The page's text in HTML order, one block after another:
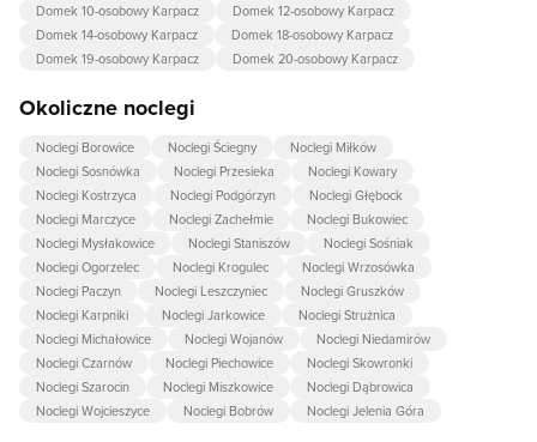
Domek 10-osobowy Karpacz
Domek 12-osobowy Karpacz
Domek 14-osobowy Karpacz
Domek 18-osobowy Karpacz
Domek 19-osobowy Karpacz
Domek 20-osobowy Karpacz
Okoliczne noclegi
Noclegi Borowice Noclegi Ściegny
Noclegi Miłków
Noclegi Sosnówka
Noclegi Przesieka
Noclegi Kowary
Noclegi Kostrzyca
Noclegi Podgórzyn
Noclegi Głębock
Noclegi Marczyce
Noclegi Zachełmie
Noclegi Bukowiec
Noclegi Mysłakowice
Noclegi Staniszów
Noclegi Sośniak
Noclegi Ogorzelec
Noclegi Krogulec
Noclegi Wrzosówka
Noclegi Paczyn
Noclegi Leszczyniec
Noclegi Gruszków
Noclegi Karpniki
Noclegi Jarkowice
Noclegi Strużnica
Noclegi Michałowice
Noclegi Wojanów
Noclegi Niedamirów
Noclegi Czarnów
Noclegi Piechowice
Noclegi Skowronki
Noclegi Szarocin
Noclegi Miszkowice
Noclegi Dąbrowica
Noclegi Wojcieszyce
Noclegi Bobrów Noclegi Jelenia Góra